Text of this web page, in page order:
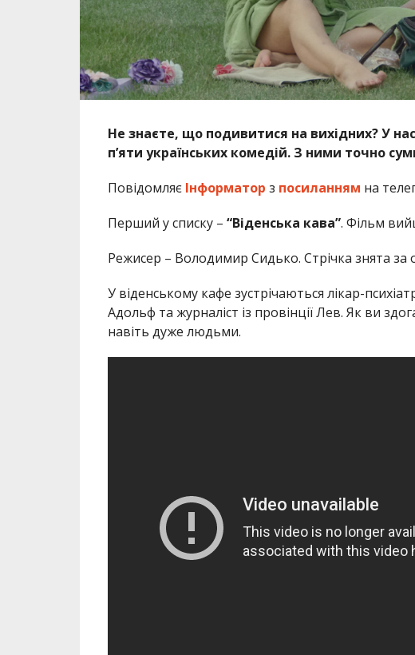
Не знаєте, що подивитися на вихідних? У
п’яти українських комедій. З ними точно
Повідомляє Інформатор з посиланням на
Перший у списку – “Віденська кава”. Фільм
Режисер – Володимир Сидько. Стрічка знята
У віденському кафе зустрічаються лікар-
Адольф та журналіст із провінції Лев. Як ви
навіть дуже людьми.